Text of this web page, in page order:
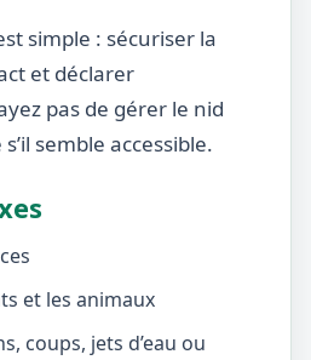
simple : sécuriser la
et déclarer
pas de gérer le nid
semble accessible.
et les animaux
coups, jets d’eau ou